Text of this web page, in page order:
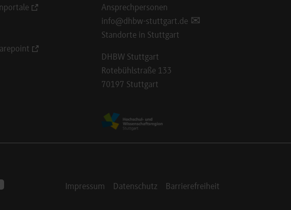
Ansprechpersonen
info@dhbw-stuttgart.de
Standorte in Stuttgart
DHBW Stuttgart
Rotebühlstraße 133
70197 Stuttgart
Impressum Datenschutz Barrierefreiheit